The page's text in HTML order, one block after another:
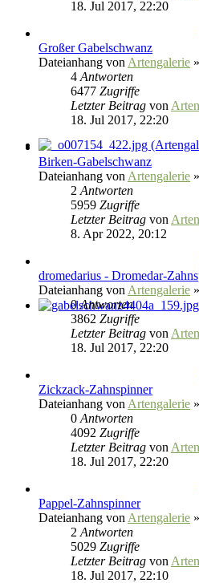
18. Jul 2017, 22:20
Großer Gabelschwanz
Dateianhang von Artengalerie
4 Antworten
6477 Zugriffe
Letzter Beitrag von
18. Jul 2017, 22:20
Birken-Gabelschwanz
Dateianhang von Artengalerie
2 Antworten
5959 Zugriffe
Letzter Beitrag von
8. Apr 2022, 20:12
dromedarius - Dromedar-
Dateianhang von Artengalerie
0Antworten
3862 Zugriffe
Letzter Beitrag von
18. Jul 2017, 22:20
Zickzack-Zahnspinner
Dateianhang von Artengalerie
0 Antworten
4092 Zugriffe
Letzter Beitrag von
18. Jul 2017, 22:20
Pappel-Zahnspinner
Dateianhang von Artengalerie
2 Antworten
5029 Zugriffe
Letzter Beitrag von
18. Jul 2017, 22:10